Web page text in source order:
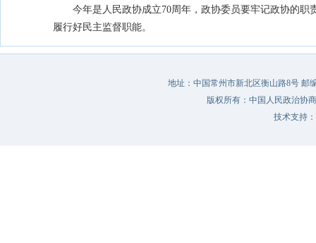
今年是人民政协成立70周年，政协委员要牢记政协的
履行好民主监督职能。
地址：中国常州市新北区衡山路8号 邮
版权所有：中国人民政治协
技术支持：